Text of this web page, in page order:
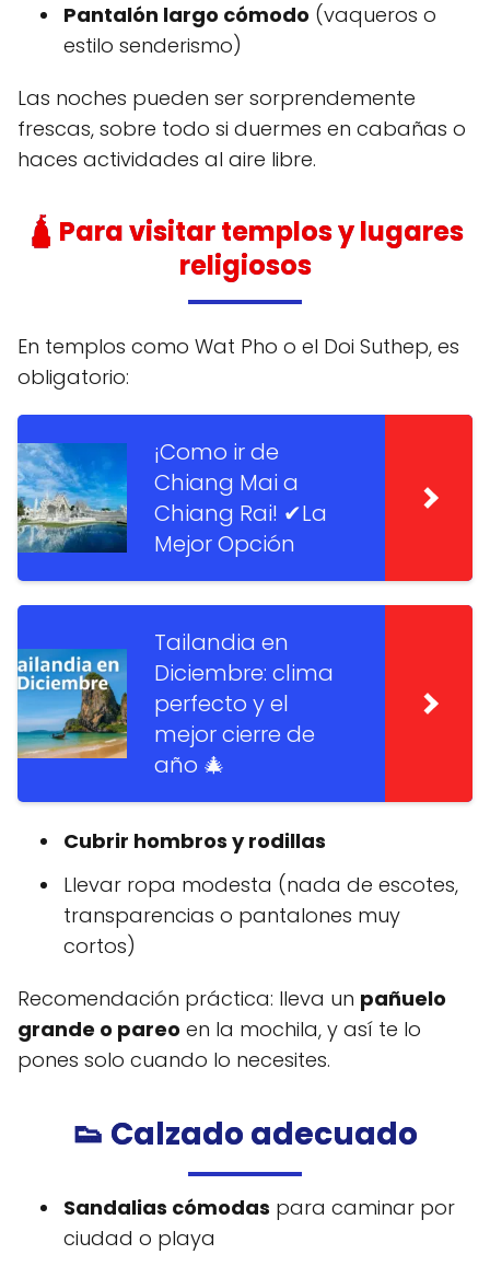
Pantalón largo cómodo (vaqueros o
estilo senderismo)
Las noches pueden ser sorprendemente
frescas, sobre todo si duermes en cabañas o
haces actividades al aire libre.
🛕 Para visitar templos y lugares
religiosos
En templos como Wat Pho o el Doi Suthep, es
obligatorio:
¡Como ir de
Chiang Mai a
Chiang Rai! ✔La
Mejor Opción
Tailandia en
Diciembre: clima
perfecto y el
mejor cierre de
año 🎄
Cubrir hombros y rodillas
Llevar ropa modesta (nada de escotes,
transparencias o pantalones muy
cortos)
Recomendación práctica: lleva un pañuelo
grande o pareo en la mochila, y así te lo
pones solo cuando lo necesites.
👟 Calzado adecuado
Sandalias cómodas para caminar por
ciudad o playa